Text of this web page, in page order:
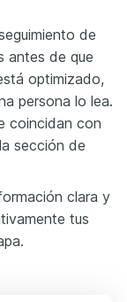
de
antes de que
optimizado,
persona lo lea.
coincidan con
sección de
clara y
tus